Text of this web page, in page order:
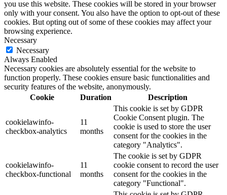
you use this website. These cookies will be stored in your browser
only with your consent. You also have the option to opt-out of these
cookies. But opting out of some of these cookies may affect your
browsing experience.
Necessary
Necessary
Always Enabled
Necessary cookies are absolutely essential for the website to
function properly. These cookies ensure basic functionalities and
security features of the website, anonymously.
Cookie
Duration Description
cookielawinfo-
checkbox-analytics
11
months
This cookie is set by GDPR
Cookie Consent plugin. The
cookie is used to store the user
consent for the cookies in the
category "Analytics".
cookielawinfo-
checkbox-functional
11
months
The cookie is set by GDPR
cookie consent to record the user
consent for the cookies in the
category "Functional".